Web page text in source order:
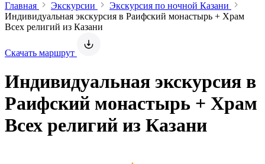
Главная
Экскурсии
Экскурсия по ночной Казани
Индивидуальная экскурсия в Раифский монастырь + Храм
Всех религий из Казани
Скачать маршрут
Индивидуальная экскурсия в
Раифский монастырь + Храм
Всех религий из Казани